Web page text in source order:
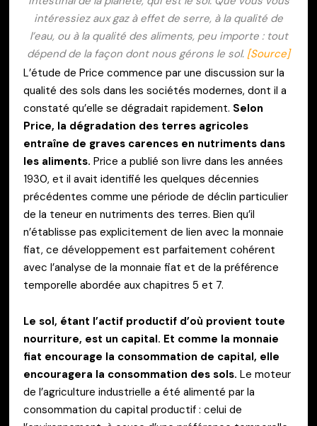
intéressiez aux gaz à effet de serre, à la qualité de
l’eau, ou à la qualité des aliments, peu importe : tout
dépend de la façon dont nous gérons le sol. [Source]
L’étude de Price commence par une discussion sur la
qualité des sols dans les sociétés modernes, dont il a
constaté qu’elle se dégradait rapidement. Selon
Price, la dégradation des terres agricoles
entraîne de graves carences en nutriments dans
les aliments. Price a publié son livre dans les années
1930, et il avait identifié les quelques décennies
précédentes comme une période de déclin particulier
de la teneur en nutriments des terres. Bien qu’il
n’établisse pas explicitement de lien avec la monnaie
fiat, ce développement est parfaitement cohérent
avec l’analyse de la monnaie fiat et de la préférence
temporelle abordée aux chapitres 5 et 7.
Le sol, étant l’actif productif d’où provient toute
nourriture, est un capital. Et comme la monnaie
fiat encourage la consommation de capital, elle
encouragera la consommation des sols. Le moteur
de l’agriculture industrielle a été alimenté par la
consommation du capital productif : celui de